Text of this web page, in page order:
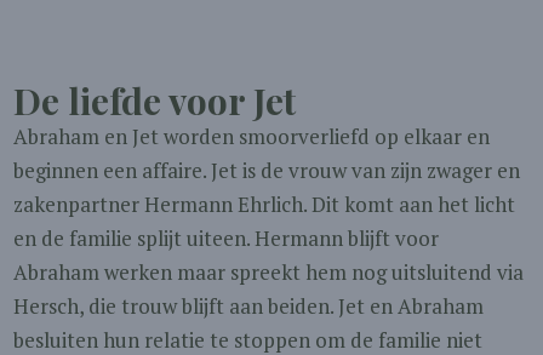
De liefde voor Jet
Abraham en Jet worden smoorverliefd op elkaar en
beginnen een affaire. Jet is de vrouw van zijn zwager en
zakenpartner Hermann Ehrlich. Dit komt aan het licht
en de familie splijt uiteen. Hermann blijft voor
Abraham werken maar spreekt hem nog uitsluitend via
Hersch, die trouw blijft aan beiden. Jet en Abraham
besluiten hun relatie te stoppen om de familie niet